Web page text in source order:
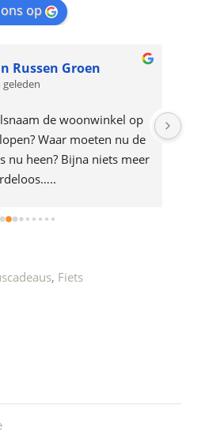
op
Russen Groen
geleden
de woonwinkel op
Waar moeten nu de
nu heen? Bijna niets meer
, Fiets